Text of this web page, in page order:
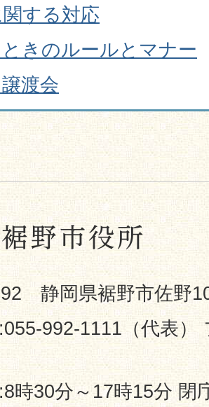
する対応
きのルールとマナー
渡会
静岡県裾野市佐野
992-1111（代表）
時30分～17時15分 閉